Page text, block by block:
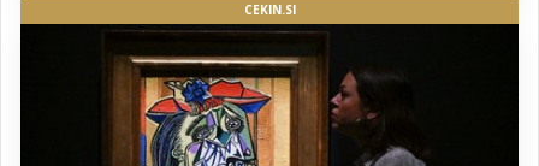
CEKIN.SI